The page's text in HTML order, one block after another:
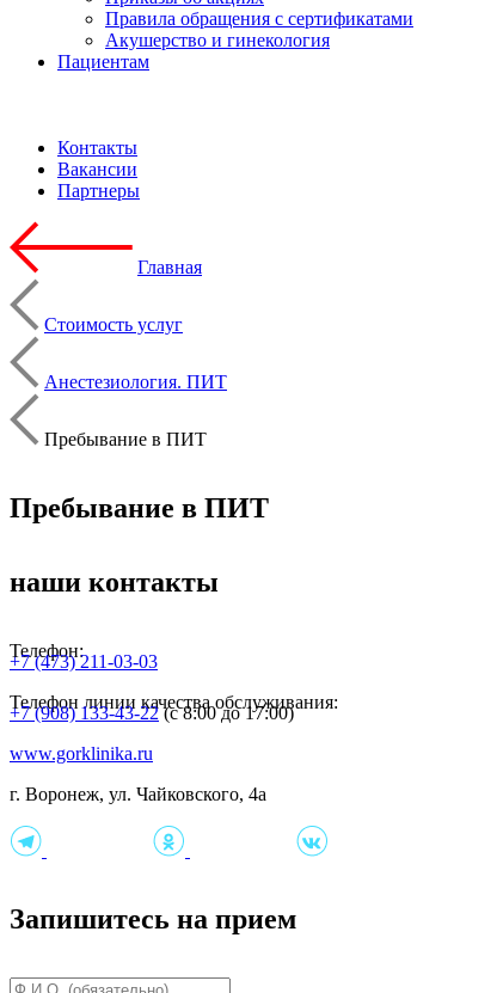
Правила обращения с сертификатами
Акушерство и гинекология
Пациентам
Контакты
Вакансии
Партнеры
Главная
Стоимость услуг
Анестезиология. ПИТ
Пребывание в ПИТ
Пребывание в ПИТ
наши контакты
Телефон:
+7 (473) 211-03-03
Телефон линии качества обслуживания:
+7 (908) 133-43-22(с 8:00 до 17:00)
www.gorklinika.ru
г. Воронеж, ул. Чайковского, 4а
Запишитесь на прием